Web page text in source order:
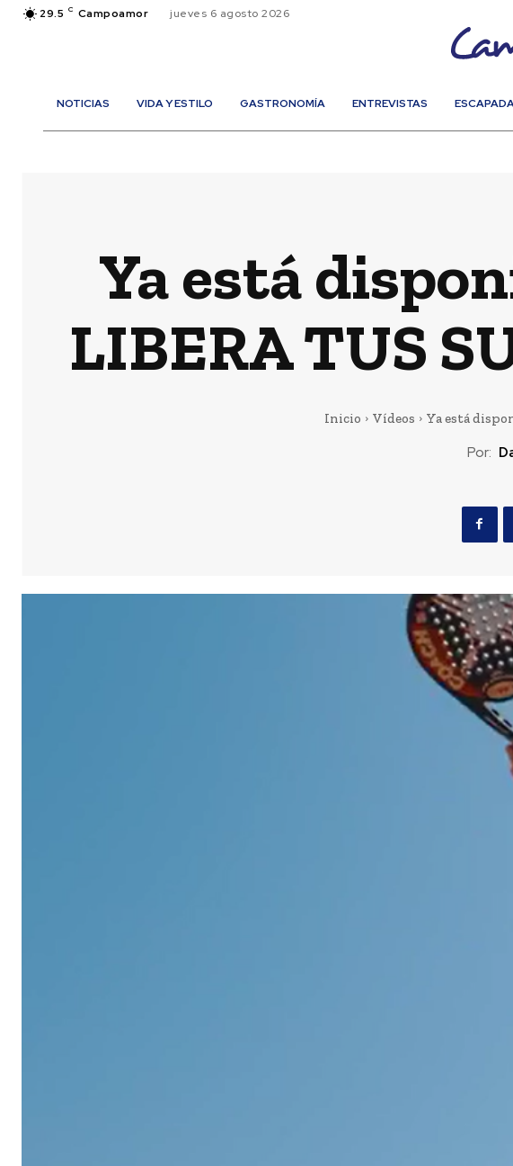
29.5 C Campoamor jueves 6 agosto 2026
NOTICIAS VIDA Y ESTILO GASTRONOMÍA ENTREVISTAS
Ya está
LIBERA TUS
Inicio Vídeos Ya está
Por: